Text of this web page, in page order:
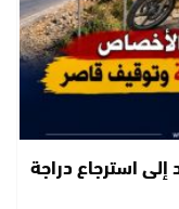
استرجاع دراجة